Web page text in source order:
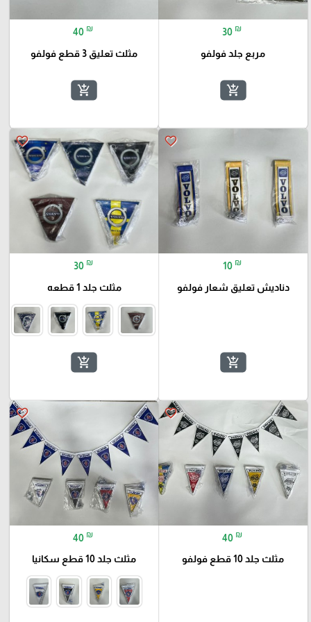
30 ₪
مربع جلد فولفو
add_shopping_cart
40 ₪
مثلث تعليق 3 قطع فولفو
add_shopping_cart
favorite_border
10 ₪
دناديش تعليق شعار فولفو
add_shopping_cart
favorite_border
30 ₪
مثلث جلد 1 قطعه
add_shopping_cart
favorite_border
40 ₪
مثلث جلد 10 قطع فولفو
favorite_border
40 ₪
مثلث جلد 10 قطع سكانيا